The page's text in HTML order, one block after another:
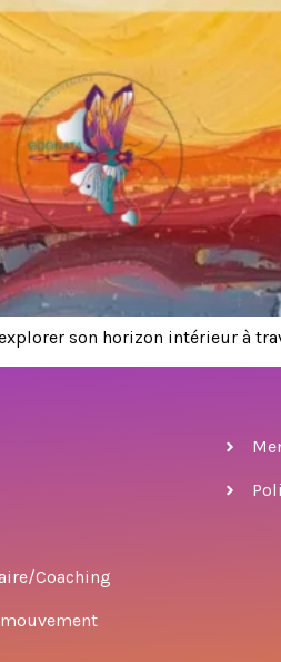
son horizon intérieur à
Coaching